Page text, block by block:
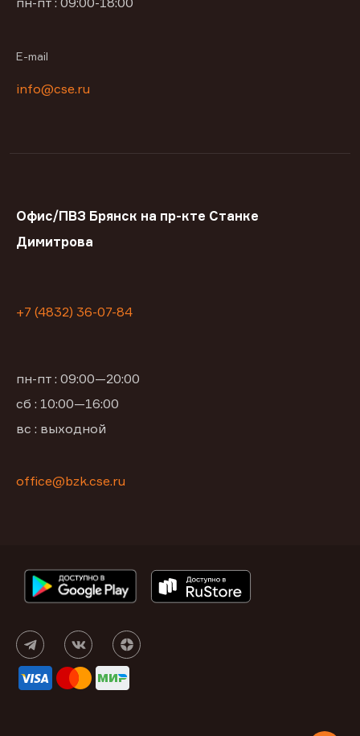
E-mail
info@cse.ru
Офис/ПВЗ Брянск на пр-кте Станке
Димитрова
+7 (4832) 36-07-84
пн-пт : 09:00—20:00
сб : 10:00—16:00
вс : выходной
office@bzk.cse.ru